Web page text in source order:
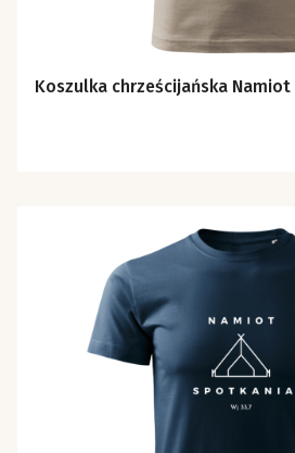
Koszulka chrześcijańska Namiot